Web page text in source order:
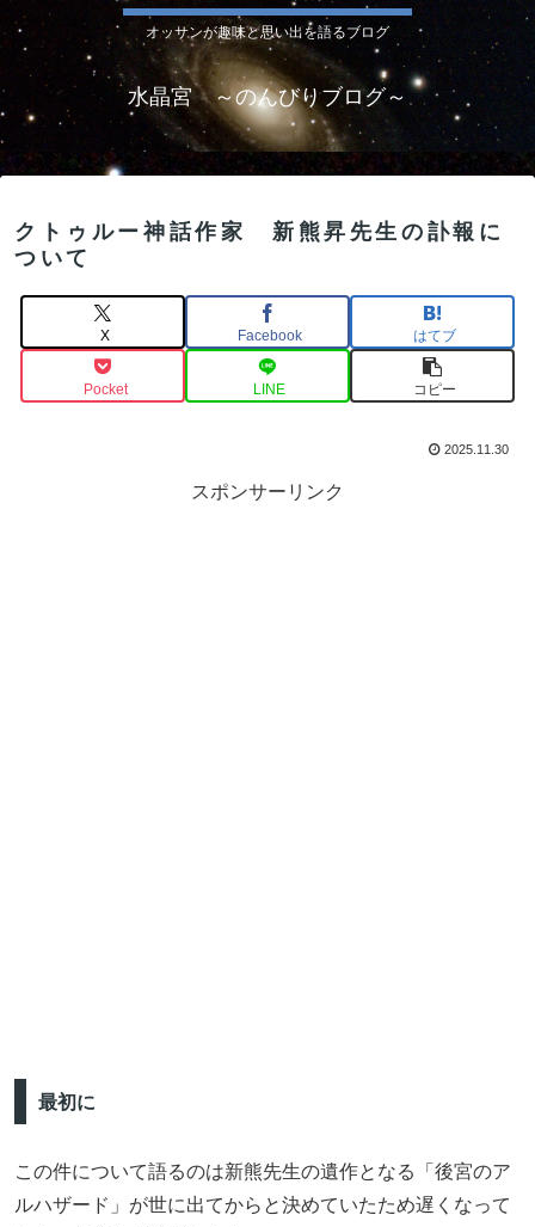
オッサンが趣味と思い出を語るブログ
水晶宮 ～のんびりブログ～
クトゥルー神話作家 新熊昇先生の訃報に
ついて
X Facebook はてブ
Pocket LINE コピー
2025.11.30
スポンサーリンク
最初に
この件について語るのは新熊先生の遺作となる「後宮のア
ルハザード」が世に出てからと決めていたため遅くなって